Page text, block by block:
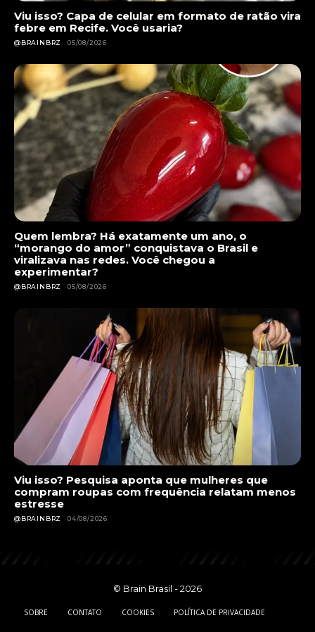
Viu isso? Capa de celular em formato de ratão vira
febre em Recife. Você usaria?
@BRAINBRZ 05/08/2026
Quem lembra? Há exatamente um ano, o
“morango do amor” conquistava o Brasil e
viralizava nas redes. Você chegou a
experimentar?
@BRAINBRZ 05/08/2026
Viu isso? Pesquisa aponta que mulheres que
compram roupas com frequência relatam menos
estresse
@BRAINBRZ 04/08/2026
© Brain Brasil - 2026
SOBRE CONTATO COOKIES POLÍTICA DE PRIVACIDADE